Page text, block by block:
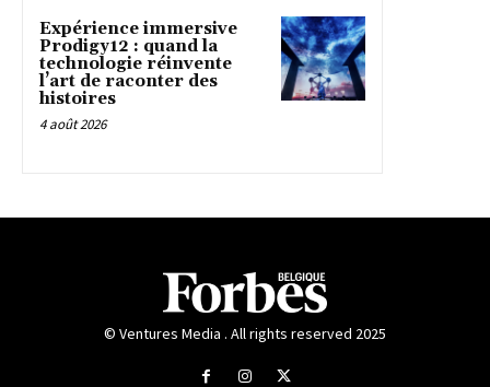
Expérience immersive
Prodigy12 : quand la
technologie réinvente
l’art de raconter des
histoires
4 août 2026
© Ventures Media . All rights reserved 2025